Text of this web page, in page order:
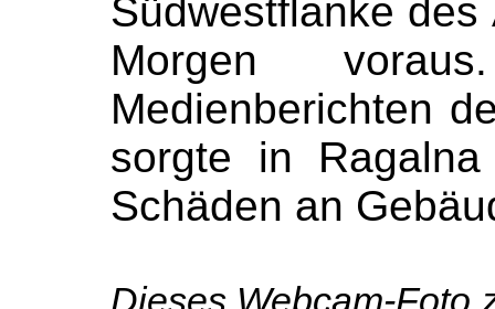
Südwestflanke
Morgen
Medienberichten
sorgte in
Schäden an
Dieses Webcam-Foto